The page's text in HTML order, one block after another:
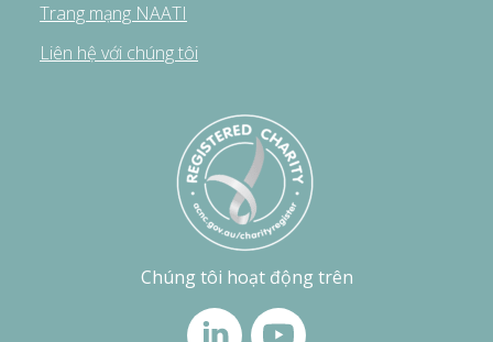
Trang mạng NAATI
Liên hệ với chúng tôi
Chúng tôi hoạt động trên